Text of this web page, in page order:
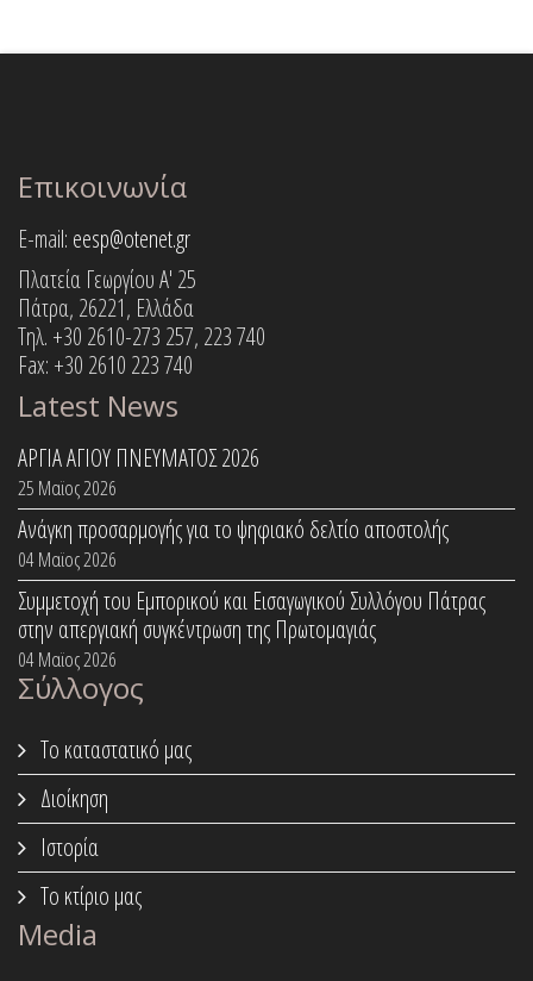
Επικοινωνία
E-mail: eesp@otenet.gr
Πλατεία Γεωργίου Α' 25
Πάτρα, 26221, Ελλάδα
Τηλ. +30 2610-273 257, 223 740
Fax: +30 2610 223 740
Latest News
ΑΡΓΙΑ ΑΓΙΟΥ ΠΝΕΥΜΑΤΟΣ 2026
25 Μαϊος 2026
Ανάγκη προσαρμογής για το ψηφιακό δελτίο αποστολής
04 Μαϊος 2026
Συμμετοχή του Εμπορικού και Εισαγωγικού Συλλόγου Πάτρας
στην απεργιακή συγκέντρωση της Πρωτομαγιάς
04 Μαϊος 2026
Σύλλογος
Το καταστατικό μας
Διοίκηση
Ιστορία
Το κτίριο μας
Media